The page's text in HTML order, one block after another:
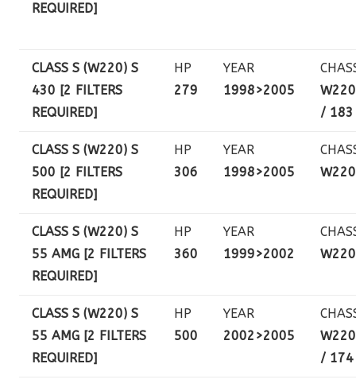
REQUIRED]
CLASS S (W220) S
430 [2 FILTERS
REQUIRED]
HP
279
YEAR
1998>2005
/ 183
CLASS S (W220) S
500 [2 FILTERS
REQUIRED]
HP
306
YEAR
1998>2005
CLASS S (W220) S
55 AMG [2 FILTERS
REQUIRED]
HP
360
YEAR
1999>2002
CLASS S (W220) S
55 AMG [2 FILTERS
REQUIRED]
HP
500
YEAR
2002>2005
/ 174